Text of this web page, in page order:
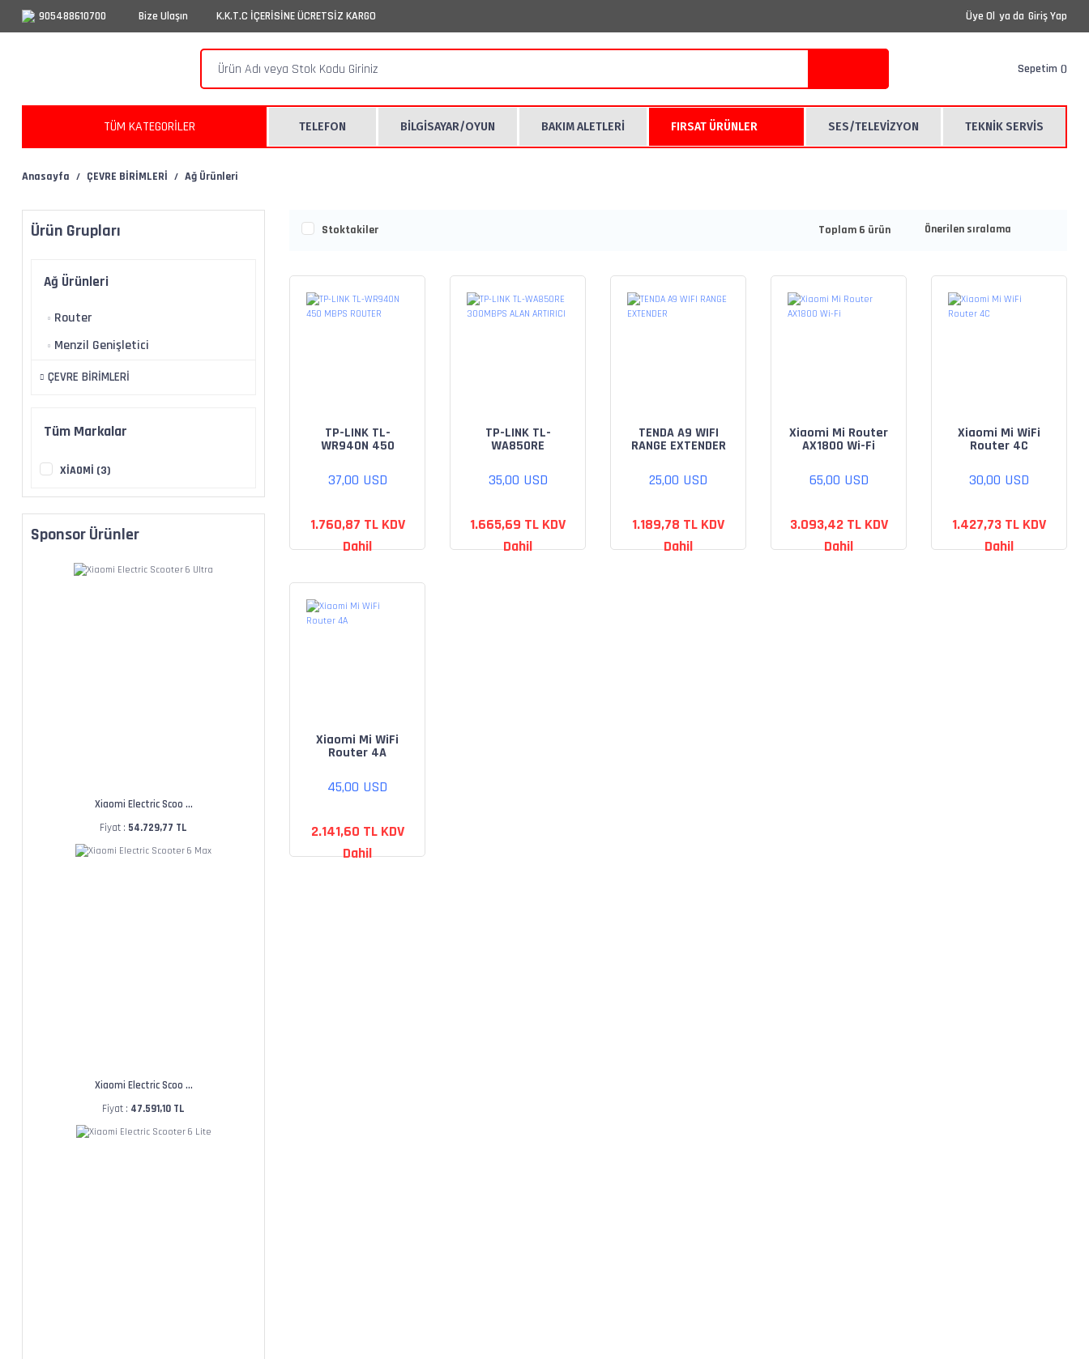
905488610700 Bize Ulaşın K.K.T.C İÇERİSİNE ÜCRETSİZ KARGO Üye Ol ya da Giriş Yap
Sepetim
TÜM KATEGORİLER TELEFON BİLGİSAYAR/OYUN BAKIM ALETLERİ FIRSAT ÜRÜNLER SES/TELEVİZYON TEKNİK SERVİS
Anasayfa ÇEVRE BİRİMLERİ Ağ Ürünleri
Ürün Grupları
Ağ Ürünleri
Router
Menzil Genişletici
ÇEVRE BİRİMLERİ
Tüm Markalar
XİAOMİ (3)
Sponsor Ürünler
Xiaomi Electric Scoo ...
Fiyat : 54.729,77 TL
Xiaomi Electric Scoo ...
Fiyat : 47.591,10 TL
Stoktakiler Toplam 6 ürün
TP-LINK TL-
WR940N 450
37,00 USD
1.760,87 TL KDV
Dahil
TP-LINK TL-
WA850RE
ARTIRICI
35,00 USD
1.665,69 TL KDV
Dahil
TENDA A9 WIFI
RANGE EXTENDER
25,00 USD
1.189,78 TL KDV
Dahil
Xiaomi Mi Router
AX1800 Wi-Fi
65,00 USD
3.093,42 TL KDV
Dahil
Xiaomi Mi WiFi
Router 4C
30,00 USD
1.427,73 TL KDV
Dahil
Xiaomi Mi WiFi
Router 4A
45,00 USD
2.141,60 TL KDV
Dahil